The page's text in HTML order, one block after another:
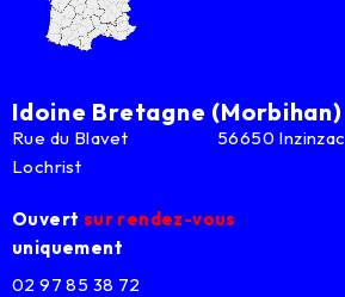
Idoine Bretagne (Morbihan)
Rue du Blavet 56650 Inzinzac
Lochrist
Ouvert sur rendez-vous
uniquement
02 97 85 38 72